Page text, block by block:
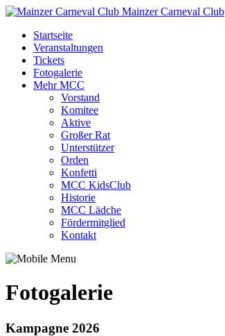
Mainzer Carneval Club
Startseite
Veranstaltungen
Tickets
Fotogalerie
Mehr MCC
Vorstand
Komitee
Aktive
Großer Rat
Unterstützer
Orden
Konfetti
MCC KidsClub
Historie
MCC Lädche
Fördermitglied
Kontakt
Fotogalerie
Kampagne 2026